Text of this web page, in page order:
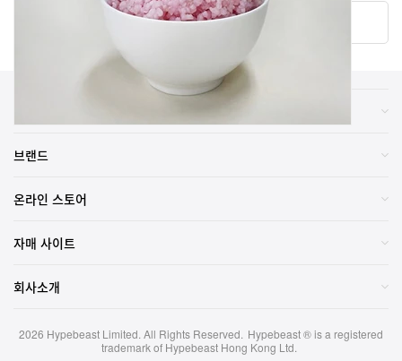
더 알아보기
브랜드
온라인 스토어
자매 사이트
회사소개
2026 Hypebeast Limited. All Rights Reserved. Hypebeast ® is a registered
trademark of Hypebeast Hong Kong Ltd.